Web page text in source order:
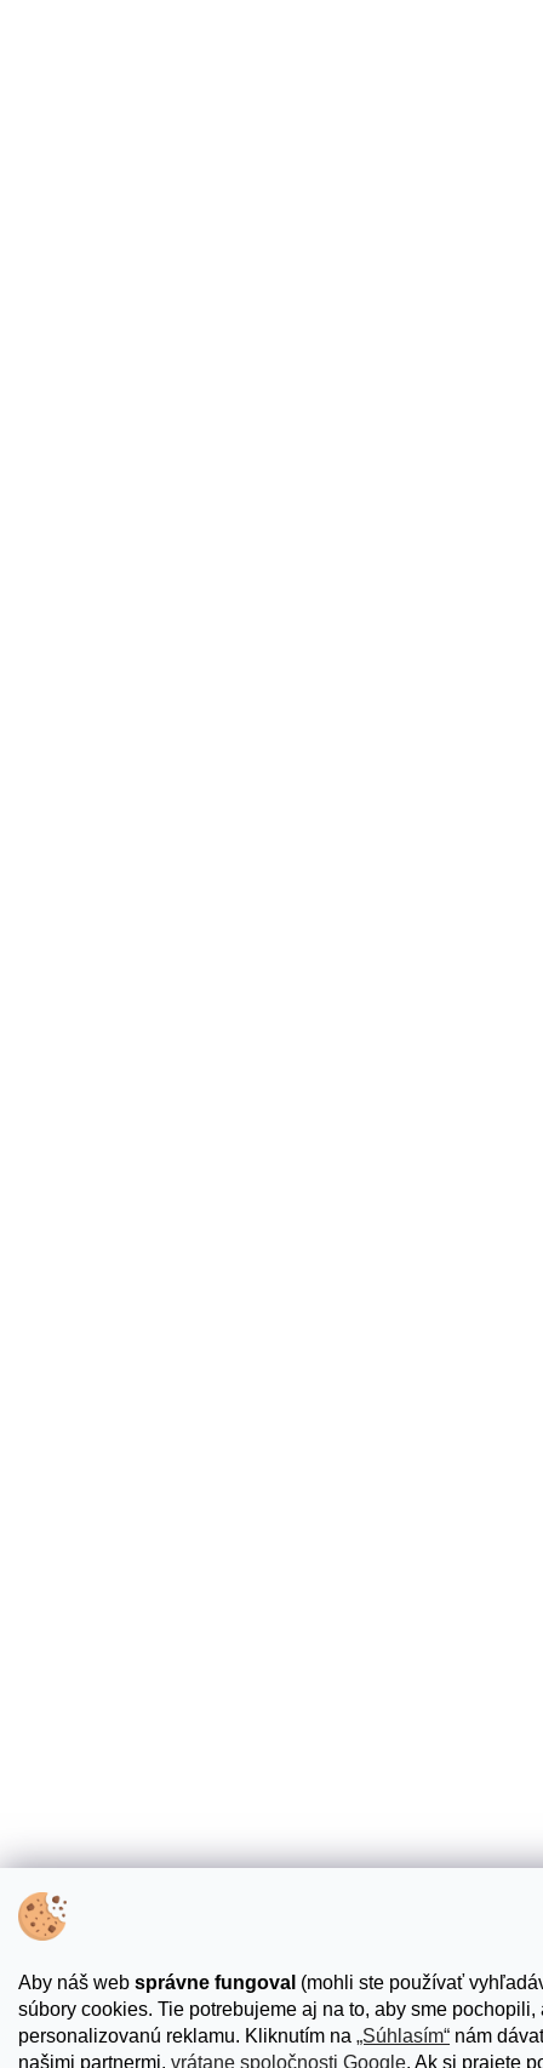
Aby náš web správne fungoval (mohli ste používať
súbory cookies. Tie potrebujeme aj na to, aby sme
personalizovanú reklamu. Kliknutím na „Súhlasím“ nám
našimi partnermi, vrátane spoločnosti Google. Ak si prajete